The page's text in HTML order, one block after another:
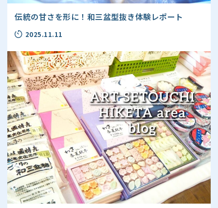
伝統の甘さを形に！和三盆型抜き体験レポート
2025.11.11